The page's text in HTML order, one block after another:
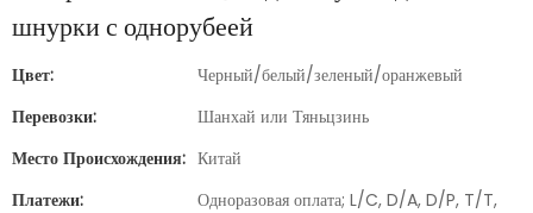
шнурки с однорубеей
Цвет:
Черный/белый/зеленый/оранжевый
Перевозки:
Шанхай или Тяньцзинь
Место Происхождения: Китай
Платежи:
Одноразовая оплата; L/C, D/A, D/P, T/T,